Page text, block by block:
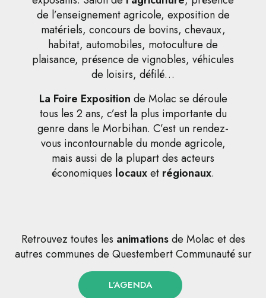
de l’enseignement agricole, exposition de
matériels, concours de bovins, chevaux,
habitat, automobiles, motoculture de
plaisance, présence de vignobles, véhicules
de loisirs, défilé…
La Foire Exposition de Molac se déroule
tous les 2 ans, c’est la plus importante du
genre dans le Morbihan. C’est un rendez-
vous incontournable du monde agricole,
mais aussi de la plupart des acteurs
économiques locauxet régionaux.
Retrouvez toutes les animationsde Molac et des
autres communes de Questembert Communauté sur
L’AGENDA